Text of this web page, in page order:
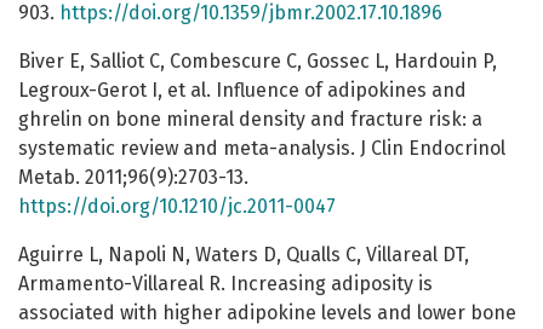
903. https://doi.org/10.1359/jbmr.2002.17.10.1896
Biver E, Salliot C, Combescure C, Gossec L, Hardouin P,
Legroux-Gerot I, et al. Influence of adipokines and
ghrelin on bone mineral density and fracture risk: a
systematic review and meta-analysis. J Clin Endocrinol
Metab. 2011;96(9):2703-13.
https://doi.org/10.1210/jc.2011-0047
Aguirre L, Napoli N, Waters D, Qualls C, Villareal DT,
Armamento-Villareal R. Increasing adiposity is
associated with higher adipokine levels and lower bone